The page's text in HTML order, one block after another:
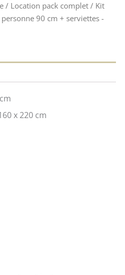
/ Location pack complet/ Kit
90 cm + serviettes -
x 220 cm